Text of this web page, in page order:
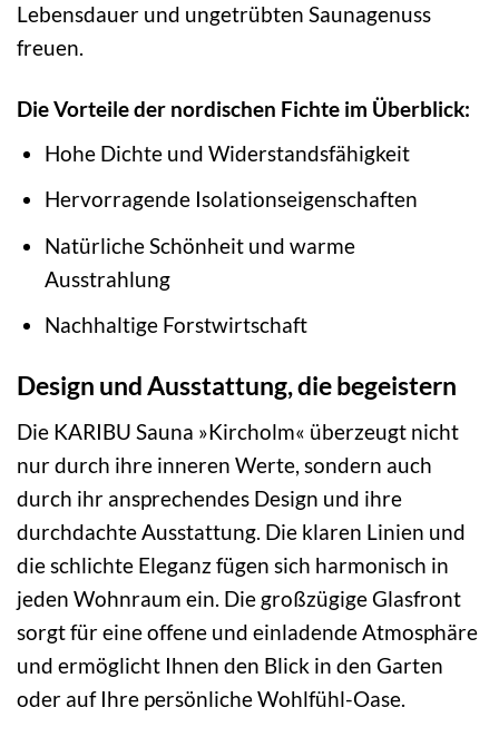
Lebensdauer und ungetrübten Saunagenuss
freuen.
Die Vorteile der nordischen Fichte im Überblick:
Hohe Dichte und Widerstandsfähigkeit
Hervorragende Isolationseigenschaften
Natürliche Schönheit und warme
Ausstrahlung
Nachhaltige Forstwirtschaft
Design und Ausstattung, die begeistern
Die KARIBU Sauna »Kircholm« überzeugt nicht
nur durch ihre inneren Werte, sondern auch
durch ihr ansprechendes Design und ihre
durchdachte Ausstattung. Die klaren Linien und
die schlichte Eleganz fügen sich harmonisch in
jeden Wohnraum ein. Die großzügige Glasfront
sorgt für eine offene und einladende Atmosphäre
und ermöglicht Ihnen den Blick in den Garten
oder auf Ihre persönliche Wohlfühl-Oase.